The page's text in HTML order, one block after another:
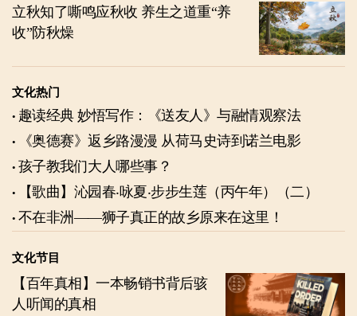
立秋知了嘶鸣应秋收 养生之道重“养
收”防秋燥
文化热门
趣读经典 妙悟写作：《送友人》与融情观察法
《奥德赛》返乡路漫漫 从荷马史诗到诺兰电影
孩子教我们大人哪些事？
【歌曲】沁园春‧咏夏‧步步生莲（丙午年）（二）
不在非洲——狮子真正的故乡原来在这里！
文化节目
【百年真相】一本畅销书背后骇
人听闻的真相